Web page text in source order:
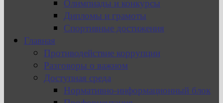
Олимпиады и конкурсы
Дипломы и грамоты
Спортивные достижения
Главная
Противодействие коррупции
Разговоры о важном
Доступная среда
Нормативно-информационный блок